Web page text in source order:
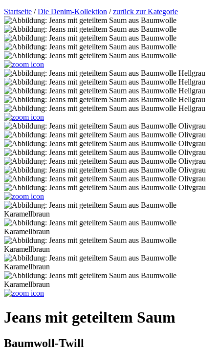
Startseite /Die Denim-Kollektion /zurück zur Kategorie
Jeans mit geteiltem Saum
Baumwoll-Twill